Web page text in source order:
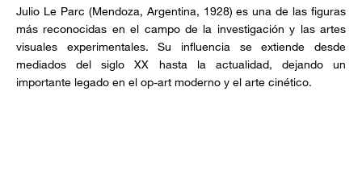
Julio Le Parc (Mendoza, Argentina, 1928) es una de las figuras
más reconocidas en el campo de la investigación y las artes
visuales experimentales. Su influencia se extiende desde
mediados del siglo XX hasta la actualidad, dejando un
importante legado en el op-art moderno y el arte cinético.